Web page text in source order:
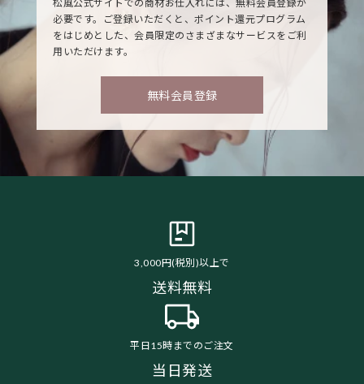
松風公式サイトでの商材お仕入れには、無料会員登録が
必要です。ご登録いただくと、ポイント還元プログラム
をはじめとした、会員限定のさまざまなサービスをご利
用いただけます。
無料会員登録
3,000円(税別)以上で
送料無料
平日15時までのご注文
当日発送